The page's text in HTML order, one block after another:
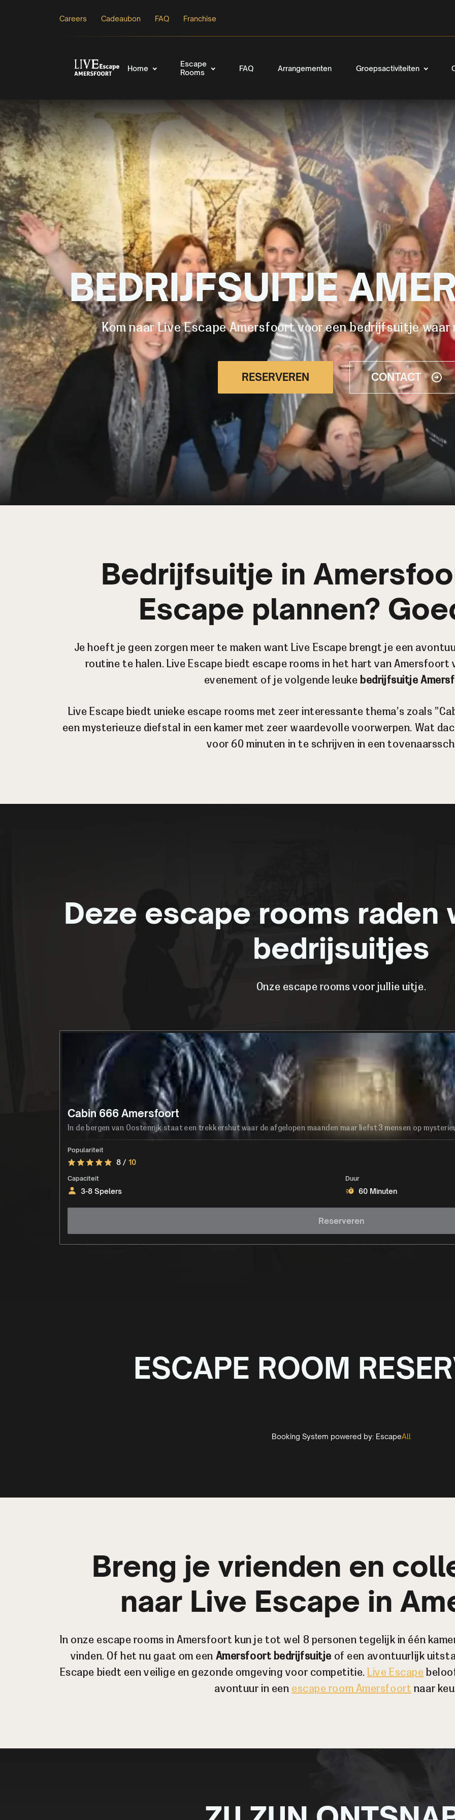
Careers Cadeaubon FAQ Franchise
Home
Escape
Rooms
FAQ Arrangementen Groepsactiviteiten
BEDRIJFSUITJE
Kom naar Live Escape Amersfoort voor een bedrijfsuitje waar
RESERVEREN CONTACT
Bedrijfsuitje in
Escape plannen?
Je hoeft je geen zorgen meer te maken want Live Escape brengt je een
routine te halen. Live Escape biedt escape rooms in het hart van
evenement of je volgende leukebedrijfsuitje
Live Escape biedt unieke escape rooms met zeer interessante thema’s zoals
een mysterieuze diefstal in een kamer met zeer waardevolle voorwerpen. Wat
voor 60 minuten in te schrijven in een
Deze escape rooms raden
bedrijsuitjes
Onze escape rooms voor jullie uitje.
Cabin 666 Amersfoort
In de bergen van Oostenrijk staat een trekkershut waar de afgelopen maanden maar liefst 3 mensen op
Populariteit
8 / 10
Capaciteit
3-8 Spelers
Duur
60 Minuten
Reserveren
ESCAPE ROOM
Booking System powered by: EscapeAll
Breng je vrienden en
naar Live Escape in
In onze escape rooms in Amersfoort kun je tot wel 8 personen tegelijk in één
vinden. Of het nu gaat om een Amersfoort bedrijfsuitje of een avontuurlijk
Escape biedt een veilige en gezonde omgeving voor competitie. Live Escape
avontuur in een escape room Amersfoort naar